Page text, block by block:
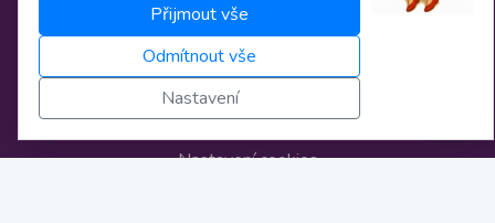
O nás
Obchodní podmínky
Osobní údaje
Nastavení cookies
Přijmout vše
Odmítnout vše
Nastavení